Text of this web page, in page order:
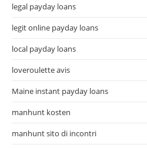
legal payday loans
legit online payday loans
local payday loans
loveroulette avis
Maine instant payday loans
manhunt kosten
manhunt sito di incontri